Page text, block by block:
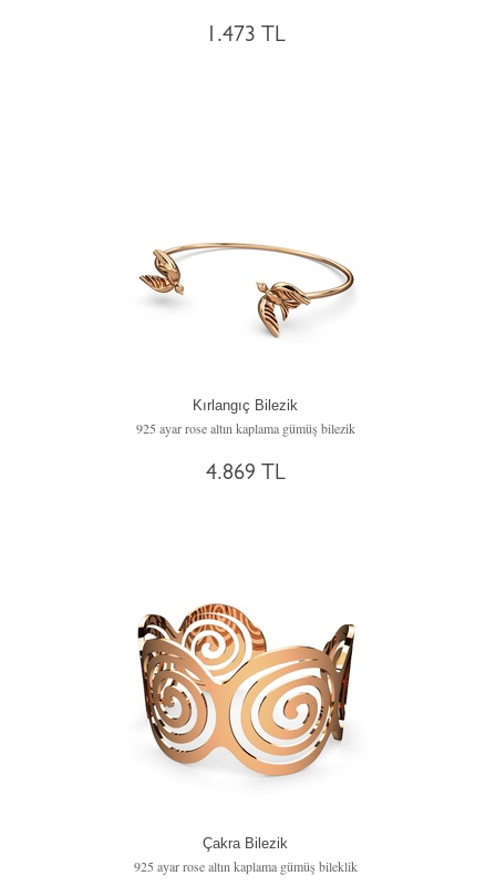
1.473 TL
Kırlangıç Bilezik
925 ayar rose altın kaplama gümüş bilezik
4.869 TL
Çakra Bilezik
925 ayar rose altın kaplama gümüş bileklik